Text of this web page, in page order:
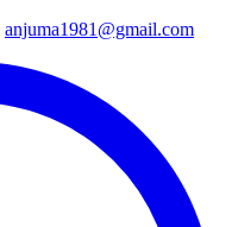
anjuma1981@gmail.com